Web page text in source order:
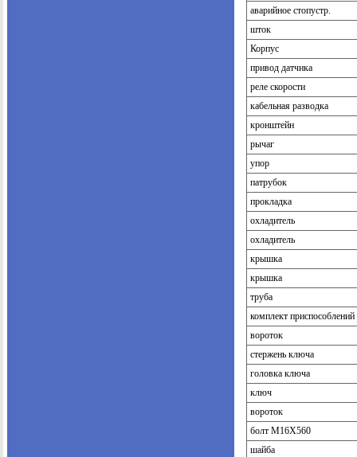
аварийное стопустр.
шток
Корпус
привод датчика
реле скорости
кабельная разводка
кронштейн
рычаг
упор
патрубок
прокладка
охладитель
охладитель
крышка
крышка
труба
комплект приспособлений
вороток
стержень ключа
головка ключа
ключ
вороток
болт М16Х560
шайба